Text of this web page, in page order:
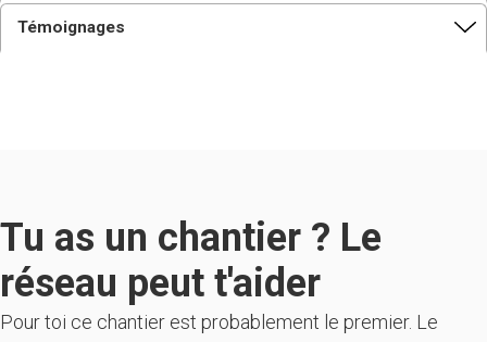
Témoignages
Tu as un chantier ? Le
réseau peut t'aider
Pour toi ce chantier est probablement le premier. Le